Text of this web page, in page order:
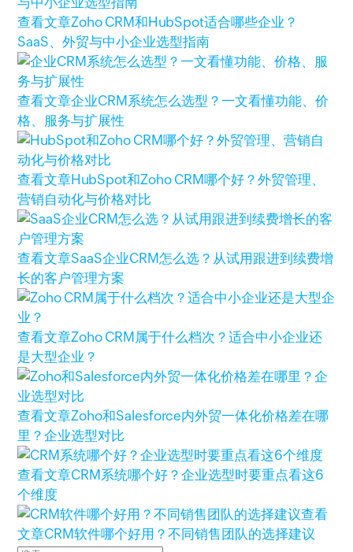
查看文章Zoho CRM和HubSpot适合哪些企业？
SaaS、外贸与中小企业选型指南
查看文章企业CRM系统怎么选型？一文看懂功能、价
格、服务与扩展性
查看文章HubSpot和Zoho CRM哪个好？外贸管理、
营销自动化与价格对比
查看文章SaaS企业CRM怎么选？从试用跟进到续费增
长的客户管理方案
查看文章Zoho CRM属于什么档次？适合中小企业还
是大型企业？
查看文章Zoho和Salesforce内外贸一体化价格差在哪
里？企业选型对比
查看文章CRM系统哪个好？企业选型时要重点看这6
个维度
查看
文章CRM软件哪个好用？不同销售团队的选择建议